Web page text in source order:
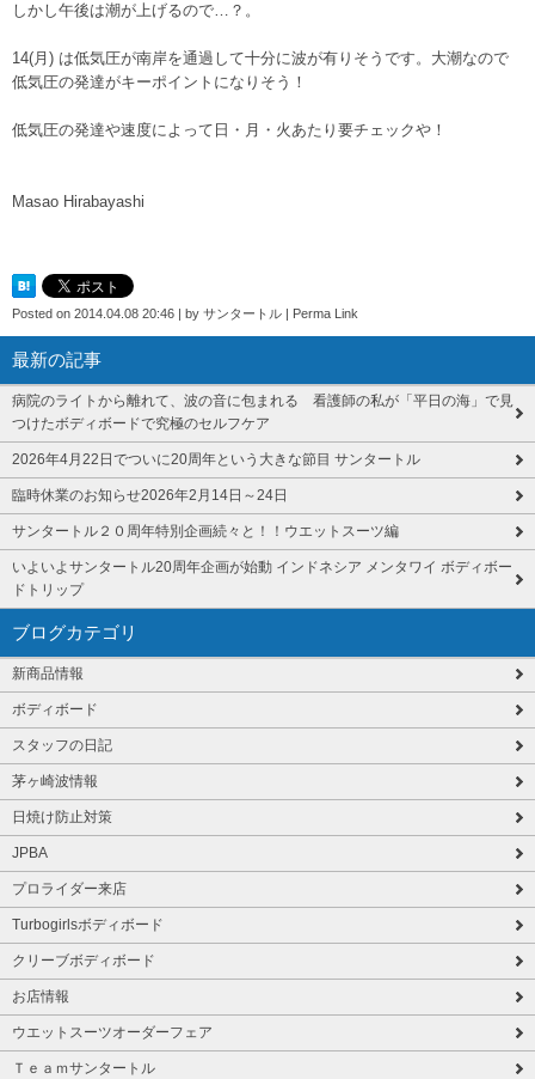
しかし午後は潮が上げるので…？。
14(月) は低気圧が南岸を通過して十分に波が有りそうです。大潮なので
低気圧の発達がキーポイントになりそう！
低気圧の発達や速度によって日・月・火あたり要チェックや！
Masao Hirabayashi
Posted on 2014.04.08 20:46 | by サンタートル | Perma Link
最新の記事
病院のライトから離れて、波の音に包まれる 看護師の私が「平日の海」で見
つけたボディボードで究極のセルフケア
2026年4月22日でついに20周年という大きな節目 サンタートル
臨時休業のお知らせ2026年2月14日～24日
サンタートル２０周年特別企画続々と！！ウエットスーツ編
いよいよサンタートル20周年企画が始動 インドネシア メンタワイ ボディボー
ドトリップ
ブログカテゴリ
新商品情報
ボディボード
スタッフの日記
茅ヶ崎波情報
日焼け防止対策
JPBA
プロライダー来店
Turbogirlsボディボード
クリーブボディボード
お店情報
ウエットスーツオーダーフェア
Ｔｅａｍサンタートル